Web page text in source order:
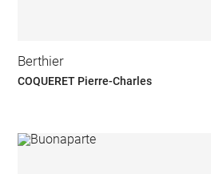
Berthier
COQUERET Pierre-Charles